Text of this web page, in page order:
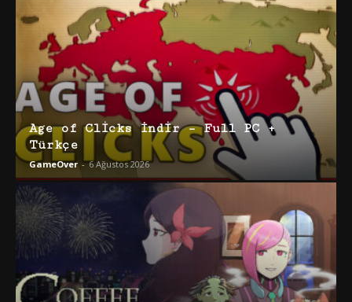
Age of Clicks İndir – Full PC +
Türkçe
GameOver - 6 Ağustos 2026